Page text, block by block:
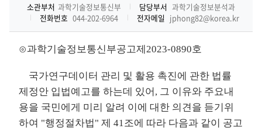
소관부처 과학기술정보통신부 담당부서 과학기술정보분석과
전화번호 044-202-6964 전자메일 jphong82@korea.kr
⊙과학기술정보통신부공고제2023-0890호
국가연구데이터 관리 및 활용 촉진에 관한 법률
제정안 입법예고를 하는데 있어, 그 이유와 주요내
용을 국민에게 미리 알려 이에 대한 의견을 듣기위
하여 "행정절차법" 제 41조에 따라 다음과 같이 공고